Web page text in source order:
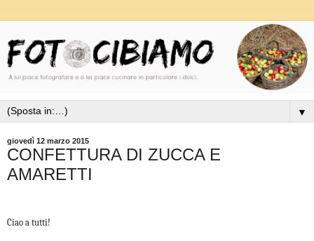
▼
giovedì 12 marzo 2015
CONFETTURA DI ZUCCA E
AMARETTI
Ciao a tutti!